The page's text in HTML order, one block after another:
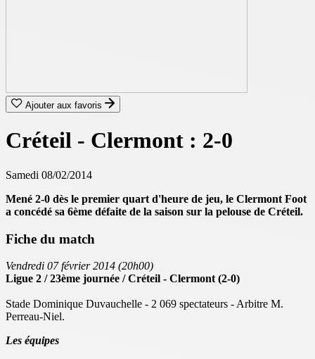
Ajouter aux favoris
Créteil - Clermont : 2-0
Samedi 08/02/2014
Mené 2-0 dès le premier quart d'heure de jeu, le Clermont Foot
a concédé sa 6ème défaite de la saison sur la pelouse de Créteil.
Fiche du match
Vendredi 07 février 2014 (20h00)
Ligue 2 / 23ème journée / Créteil - Clermont (2-0)
Stade Dominique Duvauchelle - 2 069 spectateurs - Arbitre M.
Perreau-Niel.
Les équipes